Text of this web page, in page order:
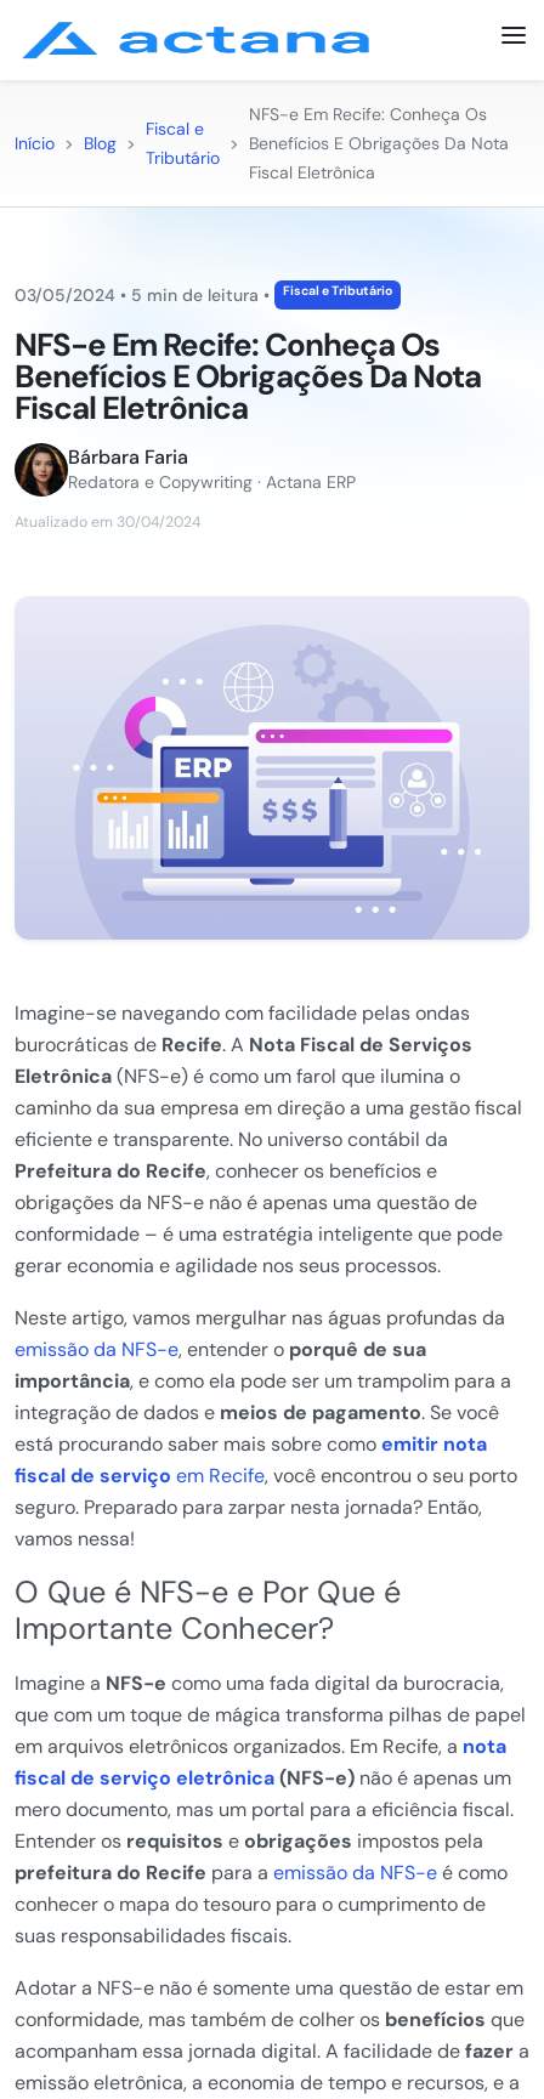
Início > Blog >
Fiscal e
Tributário
>
NFS-e Em Recife: Conheça Os
Benefícios E Obrigações Da Nota
Fiscal Eletrônica
03/05/2024 • 5 min de leitura • Fiscal e Tributário
NFS-e Em Recife: Conheça Os
Benefícios E Obrigações Da Nota
Fiscal Eletrônica
Bárbara Faria
Redatora e Copywriting · Actana ERP
Atualizado em 30/04/2024
Imagine-se navegando com facilidade pelas ondas
burocráticas de Recife. A Nota Fiscal de Serviços
Eletrônica(NFS-e) é como um farol que ilumina o
caminho da sua empresa em direção a uma gestão fiscal
eficiente e transparente. No universo contábil da
Prefeitura do Recife, conhecer os benefícios e
obrigações da NFS-e não é apenas uma questão de
conformidade – é uma estratégia inteligente que pode
gerar economia e agilidade nos seus processos.
Neste artigo, vamos mergulhar nas águas profundas da
emissão da NFS-e, entender o porquê de sua
importância, e como ela pode ser um trampolim para a
integração de dados e meios de pagamento. Se você
está procurando saber mais sobre comoemitir nota
fiscal de serviço em Recife, você encontrou o seu porto
seguro. Preparado para zarpar nesta jornada? Então,
vamos nessa!
O Que é NFS-e e Por Que é
Importante Conhecer?
Imagine a NFS-e como uma fada digital da burocracia,
que com um toque de mágica transforma pilhas de papel
em arquivos eletrônicos organizados. Em Recife, a nota
fiscal de serviço eletrônica(NFS-e) não é apenas um
mero documento, mas um portal para a eficiência fiscal.
Entender os requisitos eobrigações impostos pela
prefeitura do Recife para a emissão da NFS-eé como
conhecer o mapa do tesouro para o cumprimento de
suas responsabilidades fiscais.
Adotar a NFS-e não é somente uma questão de estar em
conformidade, mas também de colher os benefícios que
acompanham essa jornada digital. A facilidade defazera
emissão eletrônica, a economia de tempo e recursos, e a